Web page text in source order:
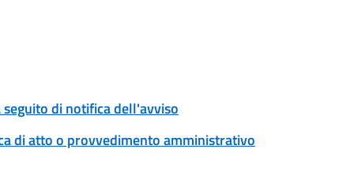
di notifica dell'avviso
di atto o provvedimento amministrativo